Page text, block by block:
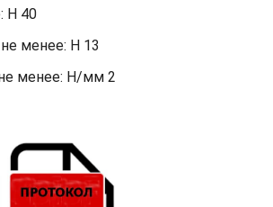
H 40
менее: H 13
менее: Н/мм 2